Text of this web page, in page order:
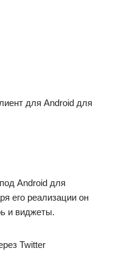
для Android для
Android для
его реализации он
и виджеты.
Twitter